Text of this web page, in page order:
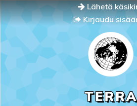
Lähetä
Kirjaudu
TERRA